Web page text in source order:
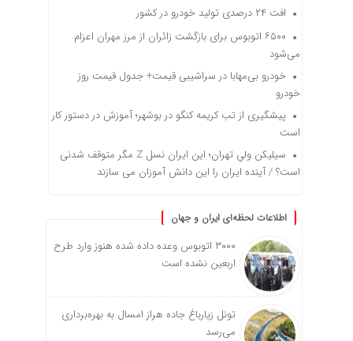
افت ۲۴ درصدی تولید خودرو در کشور
۶۵۰۰ اتوبوس برای بازگشت زائران از مرز مهران اعزام
می‌شود
خودرو بی‌مهابا در سراشیبی قیمت+ جدول قیمت روز
خودرو
پیشگیری از تب کریمه کنگو در بوشهر؛ آموزش در دستور کار
است
سیلیکن ولیِ تهران؛ این ایران نسل Z مگر متوقف شدنی
است؟ / آینده ایران را این دانش آموزان می سازند
اطلاعات لحظه‌ای ایران و جهان
۳۰۰۰ اتوبوس وعده داده شده هنوز وارد طرح
اربعین نشده است
تونل زیارباغ جاده هراز امسال به بهره‌برداری
می‌رسد